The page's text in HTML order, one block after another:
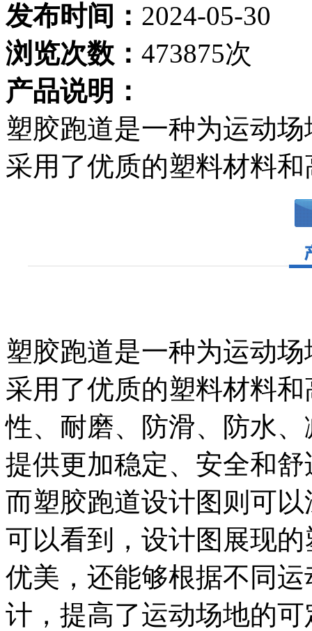
发布时间： 2024-05-30
浏览次数： 473875次
产品说明：
塑胶跑道是一种为运动
采用了优质的塑料材料
塑胶跑道是一种为运动
采用了优质的塑料材料
性、耐磨、防滑、防水
提供更加稳定、安全和
而塑胶跑道设计图则可
可以看到，设计图展现
优美，还能够根据不同
计，提高了运动场地的